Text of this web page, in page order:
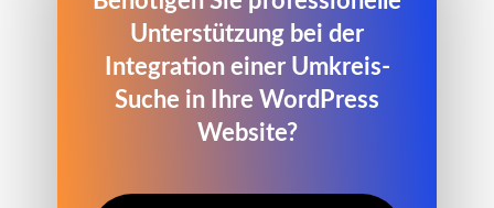
Unterstützung bei der
Integration einer Umkreis-
Suche in Ihre WordPress
Website?